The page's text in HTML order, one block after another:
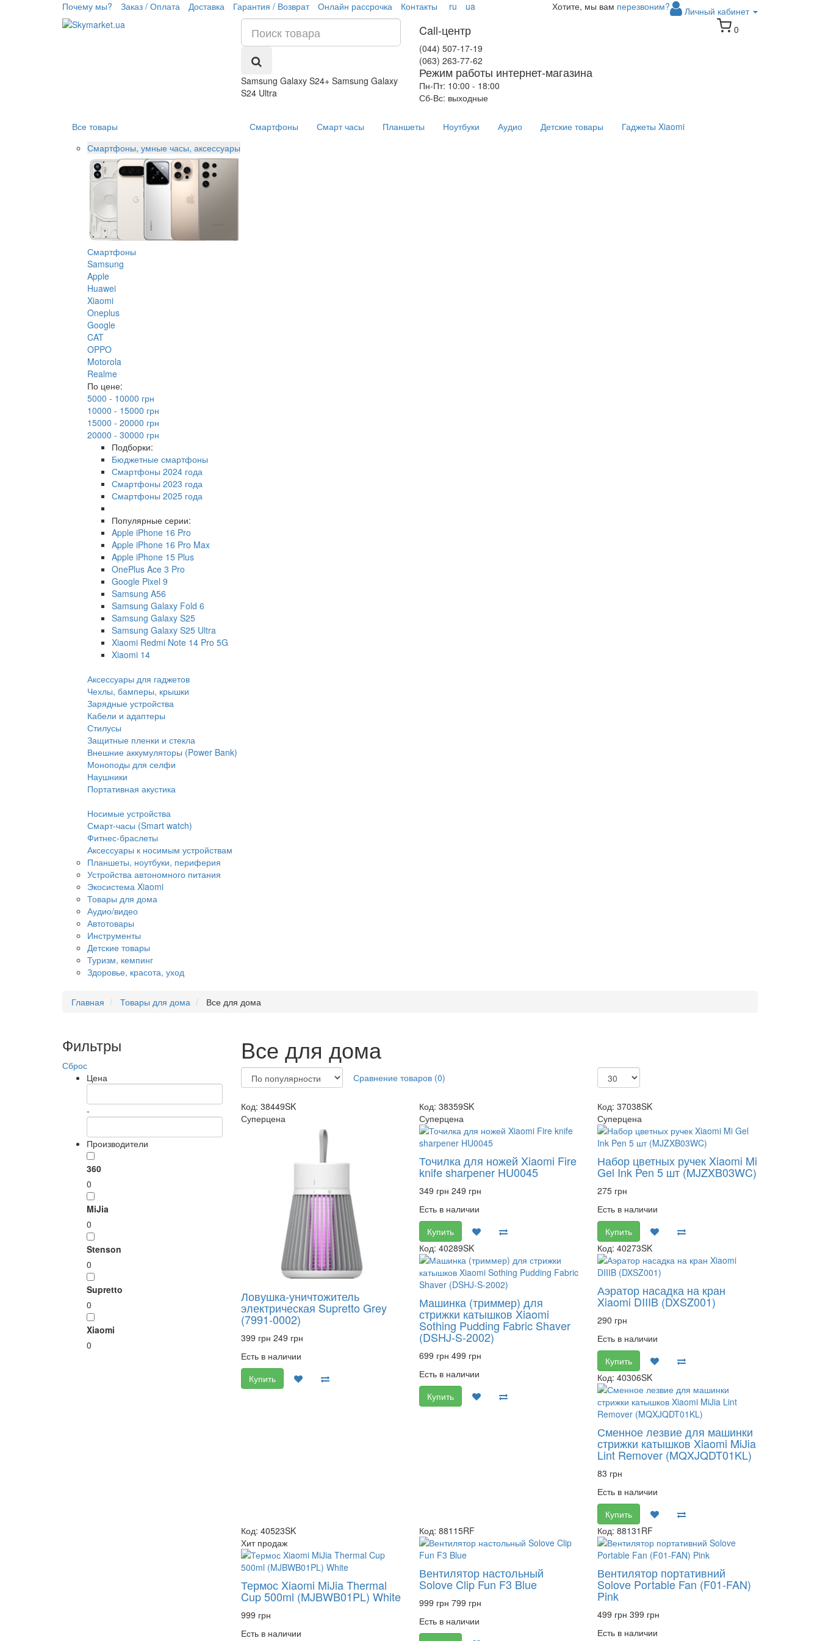
Почему мы? Заказ / Оплата Доставка Гарантия / Возврат Онлайн рассрочка Контакты ru ua Личный кабинет
Хотите, мы вам перезвоним?
Samsung Galaxy S24+ Samsung Galaxy
S24 Ultra
Call-центр
(044) 507-17-19
(063) 263-77-62
Режим работы интернет-магазина
Пн-Пт: 10:00 - 18:00
Сб-Вс: выходные
0
Все товары
Смартфоны, умные часы, аксессуары
Смартфоны
Samsung
Apple
Huawei
Xiaomi
Oneplus
Google
CAT
OPPO
Motorola
Realme
По цене:
5000 - 10000 грн
10000 - 15000 грн
15000 - 20000 грн
20000 - 30000 грн
Подборки:
Бюджетные смартфоны
Смартфоны 2024 года
Смартфоны 2023 года
Смартфоны 2025 года
Популярные серии:
Apple iPhone 16 Pro
Apple iPhone 16 Pro Max
Apple iPhone 15 Plus
OnePlus Ace 3 Pro
Google Pixel 9
Samsung A56
Samsung Galaxy Fold 6
Samsung Galaxy S25
Samsung Galaxy S25 Ultra
Xiaomi Redmi Note 14 Pro 5G
Xiaomi 14
Аксессуары для гаджетов
Чехлы, бамперы, крышки
Зарядные устройства
Кабели и адаптеры
Стилусы
Защитные пленки и стекла
Внешние аккумуляторы (Power Bank)
Моноподы для селфи
Наушники
Портативная акустика
Носимые устройства
Смарт-часы (Smart watch)
Фитнес-браслеты
Аксессуары к носимым устройствам
Планшеты, ноутбуки, периферия
Устройства автономного питания
Экосистема Xiaomi
Товары для дома
Аудио/видео
Автотовары
Инструменты
Детские товары
Туризм, кемпинг
Здоровье, красота, уход
Смартфоны Смарт часы Планшеты Ноутбуки Аудио Детские товары Гаджеты Xiaomi
Главная Товары для дома Все для дома
Фильтры
Сброс
Цена
-
Производители
360
0
MiJia
0
Stenson
0
Supretto
0
Xiaomi
0
Все для дома
Сравнение товаров (0)
Код: 38449SK
Суперцена
Ловушка-уничтожитель
электрическая Supretto Grey
(7991-0002)
399 грн 249 грн
Есть в наличии
Купить
Код: 38359SK
Суперцена
Точилка для ножей Xiaomi Fire
knife sharpener HU0045
349 грн 249 грн
Есть в наличии
Купить
Код: 37038SK
Суперцена
Набор цветных ручек Xiaomi Mi
Gel Ink Pen 5 шт (MJZXB03WC)
275 грн
Есть в наличии
Купить
Код: 40289SK
Машинка (триммер) для
стрижки катышков Xiaomi
Sothing Pudding Fabric Shaver
(DSHJ-S-2002)
699 грн 499 грн
Есть в наличии
Купить
Код: 40273SK
Аэратор насадка на кран
Xiaomi DIIIB (DXSZ001)
290 грн
Есть в наличии
Купить
Код: 40306SK
Сменное лезвие для машинки
стрижки катышков Xiaomi MiJia
Lint Remover (MQXJQDT01KL)
83 грн
Есть в наличии
Купить
Код: 40523SK
Хит продаж
Термос Xiaomi MiJia Thermal
Cup 500ml (MJBWB01PL) White
999 грн
Есть в наличии
Код: 88115RF
Вентилятор настольный
Solove Clip Fun F3 Blue
999 грн 799 грн
Есть в наличии
Код: 88131RF
Вентилятор портативний
Solove Portable Fan (F01-FAN)
Pink
499 грн 399 грн
Есть в наличии